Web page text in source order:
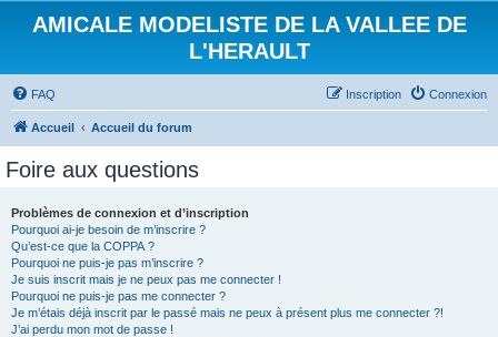
AMICALE MODELISTE DE LA VALLEE DE
L'HERAULT
FAQ Connexion
Inscription
Accueil Accueil du forum
Foire aux questions
Problèmes de connexion et d’inscription
Pourquoi ai-je besoin de m’inscrire ?
Qu’est-ce que la COPPA ?
Pourquoi ne puis-je pas m’inscrire ?
Je suis inscrit mais je ne peux pas me connecter !
Pourquoi ne puis-je pas me connecter ?
Je m’étais déjà inscrit par le passé mais ne peux à présent plus me connecter ?!
J’ai perdu mon mot de passe !